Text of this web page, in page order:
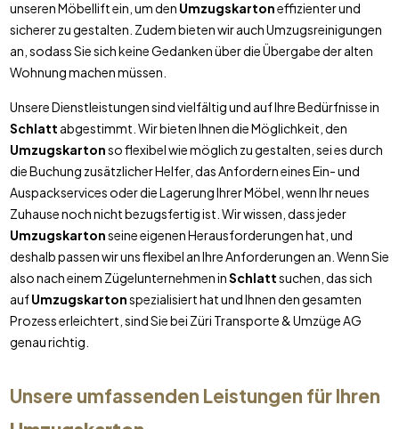
unseren Möbellift ein, um den Umzugskartoneffizienter und
sicherer zu gestalten. Zudem bieten wir auch Umzugsreinigungen
an, sodass Sie sich keine Gedanken über die Übergabe der alten
Wohnung machen müssen.
Unsere Dienstleistungen sind vielfältig und auf Ihre Bedürfnisse in
Schlatt abgestimmt. Wir bieten Ihnen die Möglichkeit, den
Umzugskartonso flexibel wie möglich zu gestalten, sei es durch
die Buchung zusätzlicher Helfer, das Anfordern eines Ein- und
Auspackservices oder die Lagerung Ihrer Möbel, wenn Ihr neues
Zuhause noch nicht bezugsfertig ist. Wir wissen, dass jeder
Umzugskartonseine eigenen Herausforderungen hat, und
deshalb passen wir uns flexibel an Ihre Anforderungen an. Wenn Sie
also nach einem Zügelunternehmen inSchlattsuchen, das sich
aufUmzugskartonspezialisiert hat und Ihnen den gesamten
Prozess erleichtert, sind Sie bei Züri Transporte & Umzüge AG
genau richtig.
Unsere umfassenden Leistungen für Ihren